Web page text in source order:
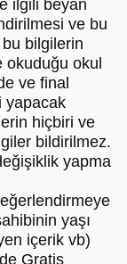
ilgili beyan
ve bu
bilgilerin
okuduğu okul
ve final
yapacak
hiçbiri ve
bildirilmez.
yapma
yaşı
içerik vb)
Gratis